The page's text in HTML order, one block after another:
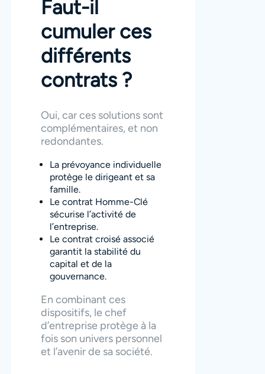
Faut-il
cumuler ces
différents
contrats ?
Oui, car ces solutions sont
complémentaires, et non
redondantes.
La prévoyance individuelle
protège le dirigeant et sa
famille.
Le contrat Homme-Clé
sécurise l’activité de
l’entreprise.
Le contrat croisé associé
garantit la stabilité du
capital et de la
gouvernance.
En combinant ces
dispositifs, le chef
d’entreprise protège à la
fois son univers personnel
et l’avenir de sa société.